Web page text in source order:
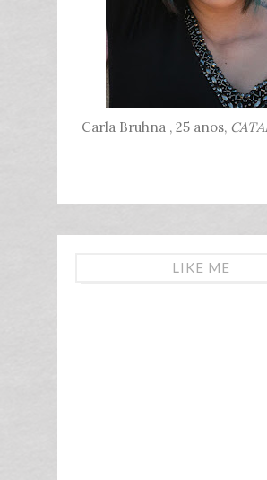
Carla Bruhna , 25 anos,
LIKE ME